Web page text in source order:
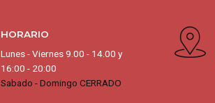
HORARIO
Lunes - Viernes 9.00 - 14.00 y
16:00 - 20:00
Sabado - Domingo CERRADO